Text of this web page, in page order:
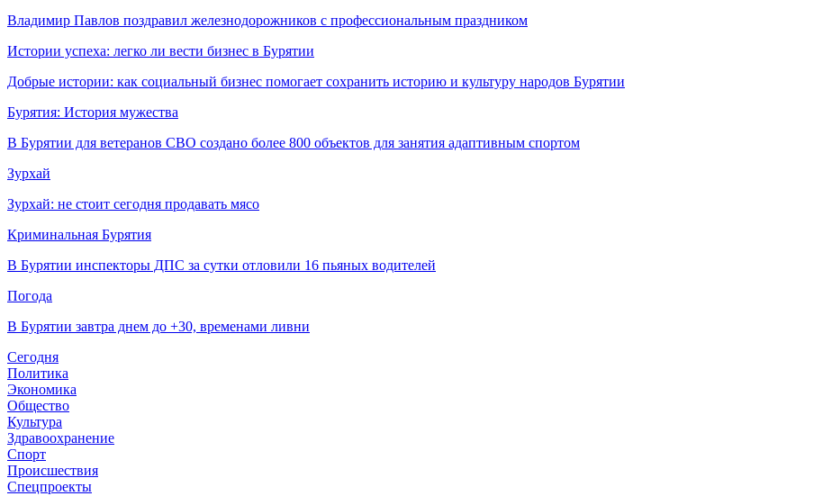
Владимир Павлов поздравил железнодорожников с профессиональным праздником
Истории успеха: легко ли вести бизнес в Бурятии
Добрые истории: как социальный бизнес помогает сохранить историю и культуру народов Бурятии
Бурятия: История мужества
В Бурятии для ветеранов СВО создано более 800 объектов для занятия адаптивным спортом
Зурхай
Зурхай: не стоит сегодня продавать мясо
Криминальная Бурятия
В Бурятии инспекторы ДПС за сутки отловили 16 пьяных водителей
Погода
В Бурятии завтра днем до +30, временами ливни
Сегодня
Политика
Экономика
Общество
Культура
Здравоохранение
Спорт
Происшествия
Спецпроекты